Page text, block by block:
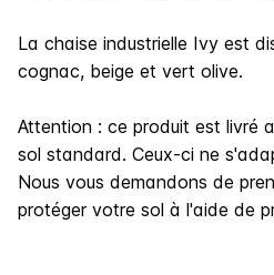
La chaise industrielle Ivy est
cognac, beige et vert olive.
Attention : ce produit est livré
sol standard. Ceux-ci ne
Nous vous demandons de
protéger votre sol à l'aide de